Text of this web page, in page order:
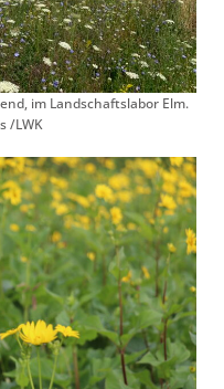
im Landschaftslabor Elm.
/LWK